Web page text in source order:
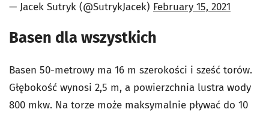
— Jacek Sutryk (@SutrykJacek) February 15, 2021
Basen dla wszystkich
Basen 50-metrowy ma 16 m szerokości i sześć torów.
Głębokość wynosi 2,5 m, a powierzchnia lustra wody
800 mkw. Na torze może maksymalnie pływać do 10